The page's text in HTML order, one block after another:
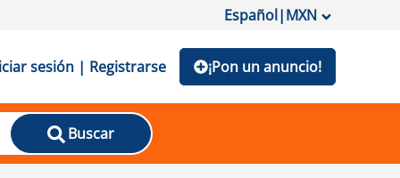
Español|MXN
sesión | Registrarse ¡Pon un anuncio!
Buscar